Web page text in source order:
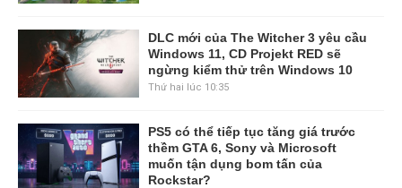
DLC mới của The Witcher 3 yêu cầu
Windows 11, CD Projekt RED sẽ
ngừng kiểm thử trên Windows 10
Thứ hai lúc 10:35
PS5 có thể tiếp tục tăng giá trước
thềm GTA 6, Sony và Microsoft
muốn tận dụng bom tấn của
Rockstar?